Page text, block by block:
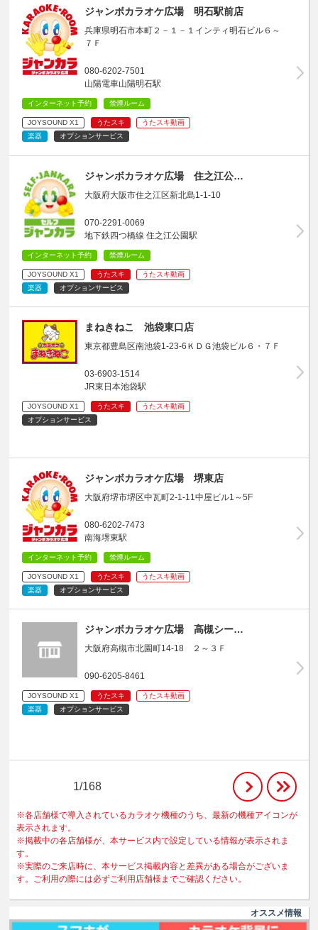
ジャンボカラオケ広場 明石駅前店
兵庫県明石市本町２－１－１インティ明石ビル６～
７Ｆ
080-6202-7501
山陽電車山陽明石駅
インターネット予約 禁煙ルーム
JOYSOUND X1 うたスキ
うたスキ動画
楽器
オプションサービス
ジャンボカラオケ広場 住之江公…
大阪府大阪市住之江区新北島1-1-10
070-2291-0069
地下鉄四つ橋線 住之江公園駅
インターネット予約 禁煙ルーム
JOYSOUND X1 うたスキ
うたスキ動画
楽器
オプションサービス
まねきねこ 池袋東口店
東京都豊島区南池袋1-23-6ＫＤＧ池袋ビル６・７Ｆ
03-6903-1514
JR東日本池袋駅
JOYSOUND X1 うたスキ
うたスキ動画
オプションサービス
ジャンボカラオケ広場 堺東店
大阪府堺市堺区中瓦町2-1-11中屋ビル1～5F
080-6202-7473
南海堺東駅
インターネット予約 禁煙ルーム
JOYSOUND X1 うたスキ
うたスキ動画
楽器
オプションサービス
ジャンボカラオケ広場 高槻シー…
大阪府高槻市北園町14-18 ２～３Ｆ
090-6205-8461
JOYSOUND X1 うたスキ
うたスキ動画
楽器
オプションサービス
1/168
※各店舗様で導入されているカラオケ機種のうち、最新の機種アイコンが
表示されます。
※掲載中の各店舗様が、本サービス内で設定している情報が表示されま
す。
※実際のご来店時に、本サービス掲載内容と差異がある場合がございま
す。ご利用の際には必ずご利用店舗様までご確認ください。
オススメ情報